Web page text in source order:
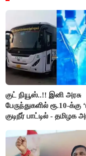
குட் நியூஸ்..!! இனி அரசு
பேருந்துகளில் ரூ.10-க்கு
குடிநீர் பாட்டில் - தமிழக